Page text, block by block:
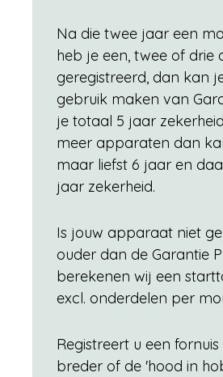
Na die twee jaar een
heb je een, twee of drie
geregistreerd, dan kan
gebruik maken van
je totaal 5 jaar
meer apparaten dan
maar liefst 6 jaar en
jaar zekerheid.
Is jouw apparaat niet
ouder dan de Garantie
berekenen wij een
excl. onderdelen per
Registreert u een
breder of de 'hood in